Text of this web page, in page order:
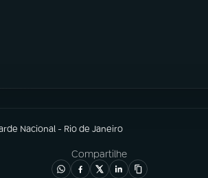
Nacional - Rio de Janeiro
Compartilhe